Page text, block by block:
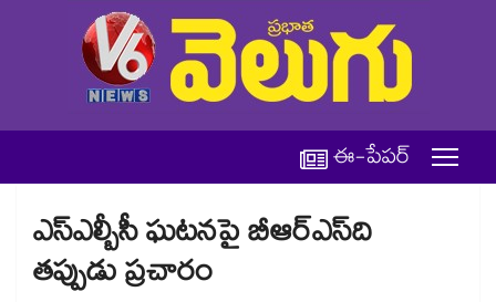
ఈ-పేపర్
ఎస్‌‌‌‌‌‌‌‌‌‌‌‌‌‌‌‌‌‌‌‌‌‌‌‌‌‌‌‌‌‌‌‌ఎల్బీసీ ఘటనపై బీఆర్ఎస్​ది
తప్పుడు ప్రచారం